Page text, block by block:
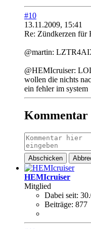
#10
13.11.2009, 15:41
Re: Zündkerzen für
@martin:
@HEMIcruiser:
wollen die nichts
ein fehler im system
Kommentar
Abschicken
HEMIcruiser
Mitglied
Dabei seit:
Beiträge: 877